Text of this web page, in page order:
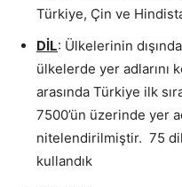
Türkiye, Çin ve
DİL: Ülkelerinin
ülkelerde yer
arasında Türkiye ilk
7500’ün üzerinde yer
nitelendirilmiştir. 75
kullandık